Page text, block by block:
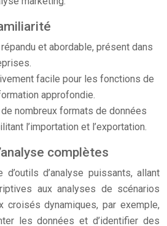
et abordable, présent dans
facile pour les fonctions de
approfondie.
nombreux formats de données
l’importation et l’exportation.
complètes
d’analyse puissants, allant
aux analyses de scénarios
croisés dynamiques, par exemple,
les données et d’identifier des